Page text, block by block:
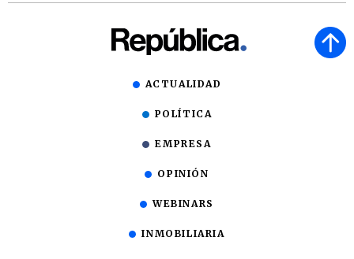
ACTUALIDAD
POLÍTICA
EMPRESA
OPINIÓN
WEBINARS
INMOBILIARIA